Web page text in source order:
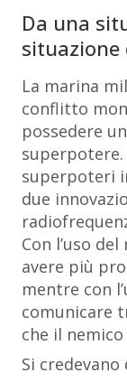
Da una
situazione
La marina
conflitto
possedere
superpotere.
superpoteri
due
Con l’uso
avere più
mentre con
comunicare
che il
Si